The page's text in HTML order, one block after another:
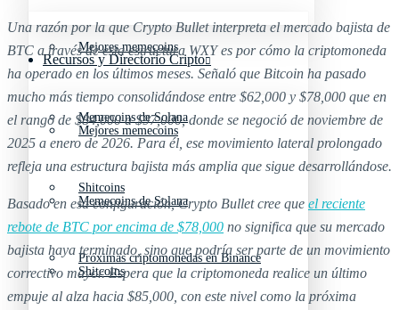
Mejores memecoins
Memecoins de Solana
Shitcoins
Próximas criptomonedas en Binance
Recursos y Directorio Cripto
Mejores memecoins
Memecoins de Solana
Shitcoins
Una razón por la que Crypto Bullet interpreta el mercado bajista de
BTC a través de esta estructura WXY es por cómo la criptomoneda
ha operado en los últimos meses. Señaló que Bitcoin ha pasado
mucho más tiempo consolidándose entre $62,000 y $78,000 que en
el rango de $84,000 a $97,000, donde se negoció de noviembre de
2025 a enero de 2026. Para él, ese movimiento lateral prolongado
refleja una estructura bajista más amplia que sigue desarrollándose.
Basado en esa configuración, Crypto Bullet cree que el reciente
rebote de BTC por encima de $78,000 no significa que su mercado
bajista haya terminado, sino que podría ser parte de un movimiento
correctivo mayor. Espera que la criptomoneda realice un último
empuje al alza hacia $85,000, con este nivel como la próxima